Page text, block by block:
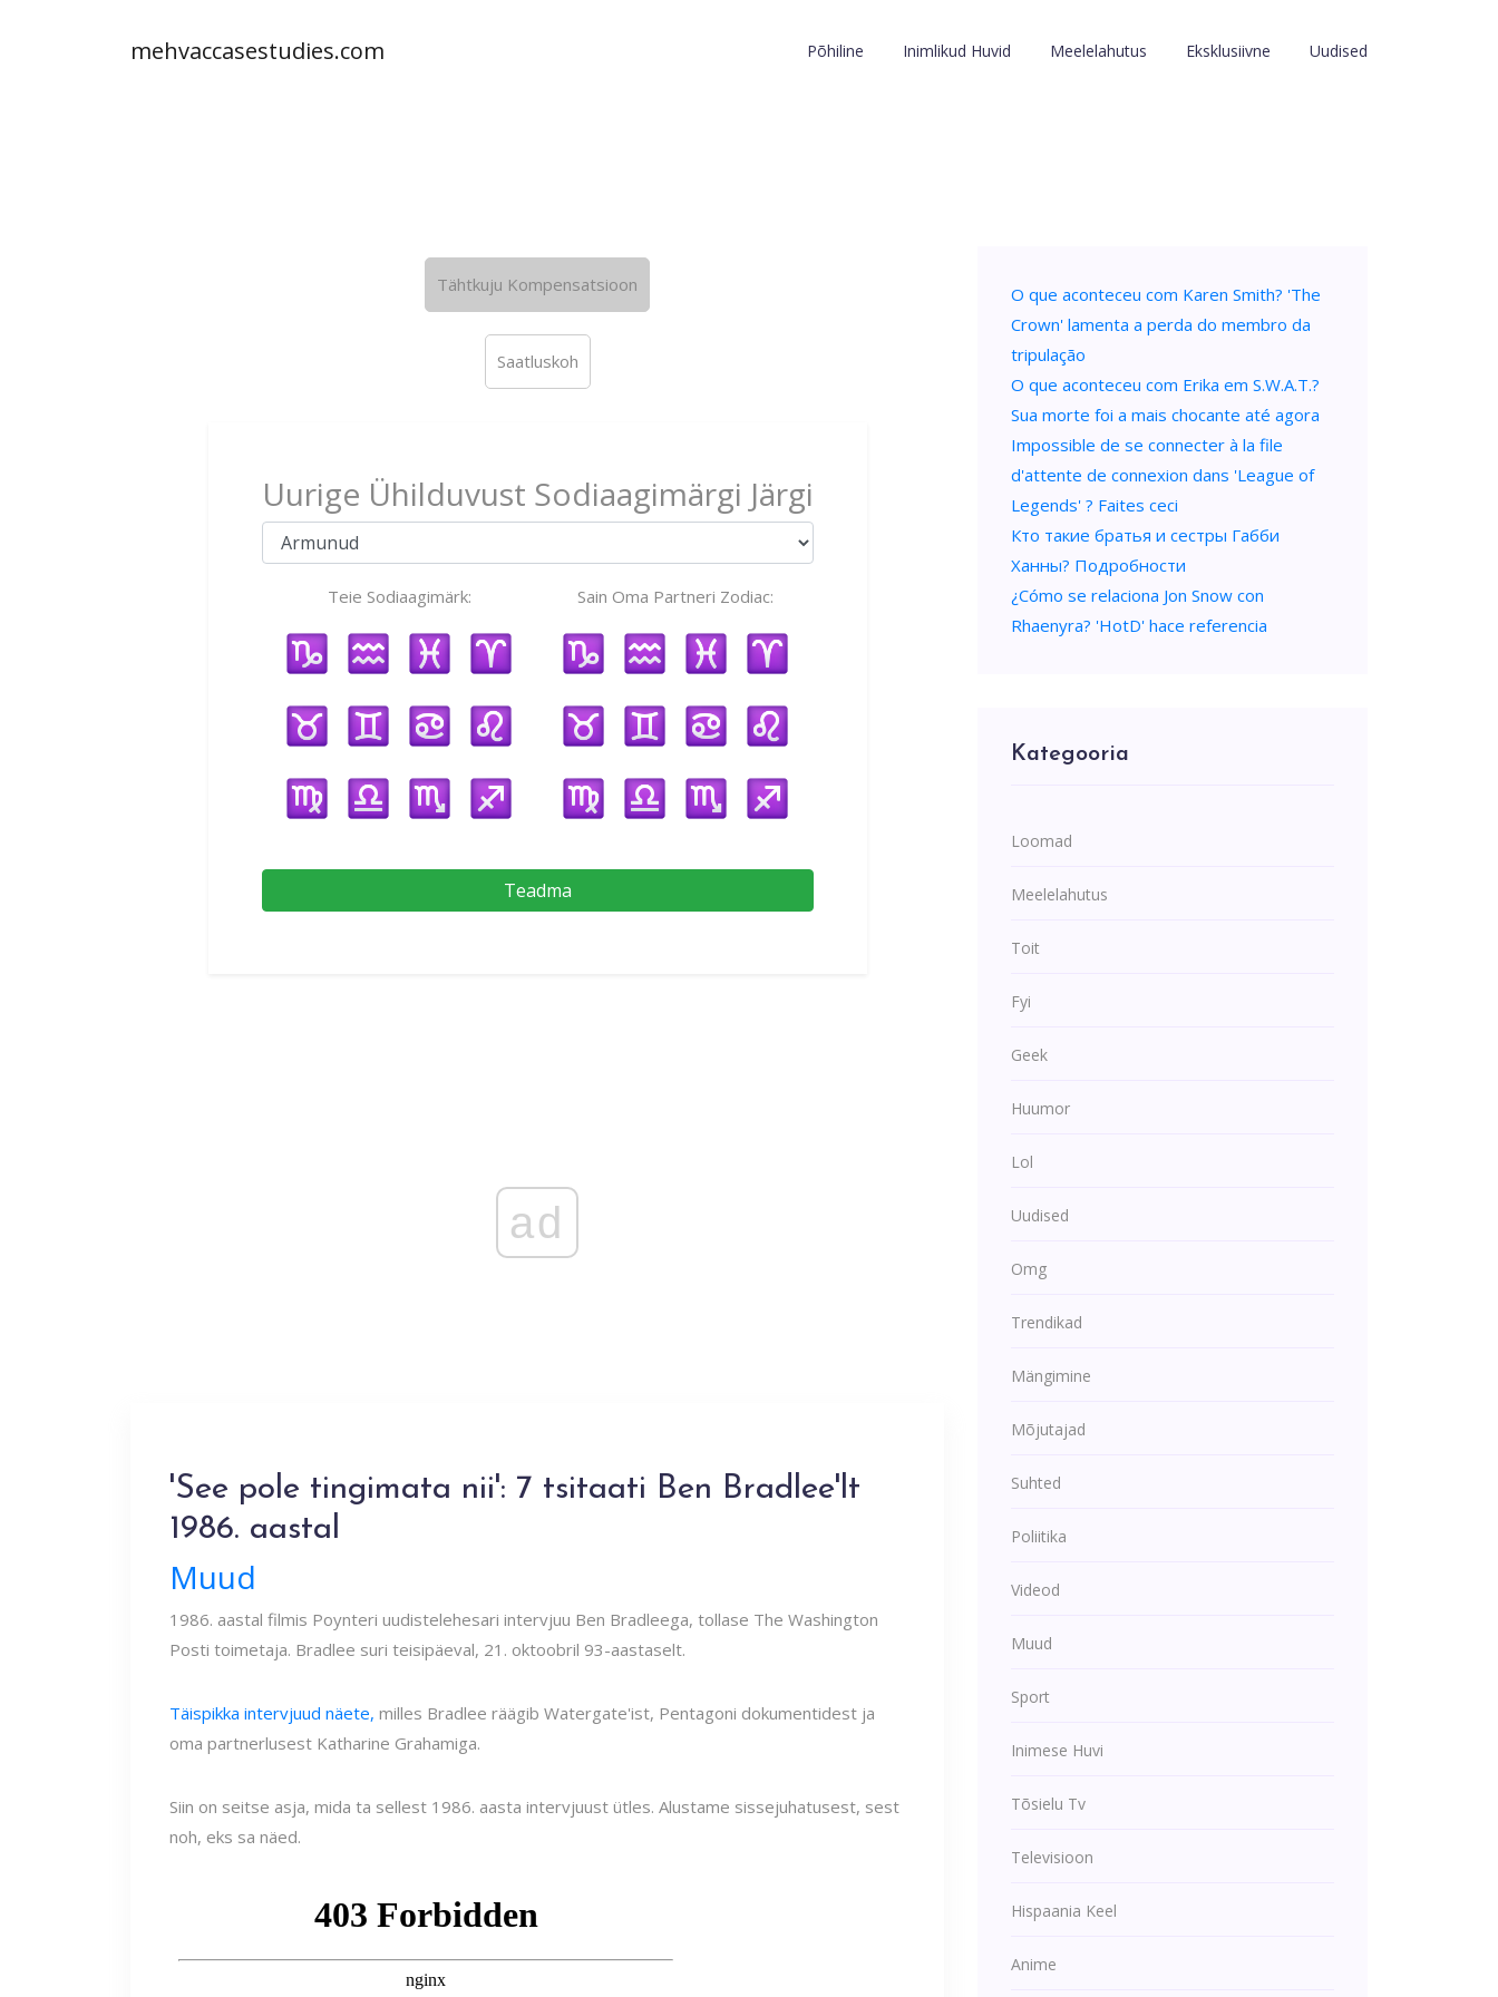
mehvaccasestudies.com Põhiline Inimlikud Huvid Meelelahutus Eksklusiivne Uudised
Tähtkuju Kompensatsioon
Saatluskoh
Uurige Ühilduvust Sodiaagimärgi Järgi
Teie Sodiaagimärk: Sain Oma Partneri Zodiac:
Teadma
ad
'See pole tingimata nii': 7 tsitaati Ben Bradlee'lt
1986. aastal
Muud
1986. aastal filmis Poynteri uudistelehesari intervjuu Ben Bradleega, tollase The Washington
Posti toimetaja. Bradlee suri teisipäeval, 21. oktoobril 93-aastaselt.
Täispikka intervjuud näete, milles Bradlee räägib Watergate'ist, Pentagoni dokumentidest ja
oma partnerlusest Katharine Grahamiga.
Siin on seitse asja, mida ta sellest 1986. aasta intervjuust ütles. Alustame sissejuhatusest, sest
noh, eks sa näed.
O que aconteceu com Karen Smith? 'The
Crown' lamenta a perda do membro da
tripulação
O que aconteceu com Erika em S.W.A.T.?
Sua morte foi a mais chocante até agora
Impossible de se connecter à la file
d'attente de connexion dans 'League of
Legends' ? Faites ceci
Кто такие братья и сестры Габби
Ханны? Подробности
¿Cómo se relaciona Jon Snow con
Rhaenyra? 'HotD' hace referencia
Kategooria
Loomad
Meelelahutus
Toit
Fyi
Geek
Huumor
Lol
Uudised
Omg
Trendikad
Mängimine
Mõjutajad
Suhted
Poliitika
Videod
Muud
Sport
Inimese Huvi
Tõsielu Tv
Televisioon
Hispaania Keel
Anime